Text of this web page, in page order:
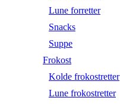
Lune forretter
Snacks
Suppe
Frokost
Kolde frokostretter
Lune frokostretter